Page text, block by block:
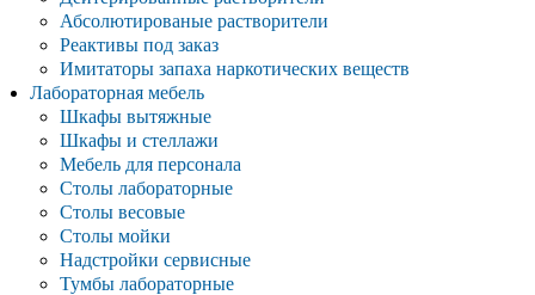
Абсолютированые растворители
Реактивы под заказ
Имитаторы запаха наркотических веществ
Лабораторная мебель
Шкафы вытяжные
Шкафы и стеллажи
Мебель для персонала
Столы лабораторные
Столы весовые
Столы мойки
Надстройки сервисные
Тумбы лабораторные